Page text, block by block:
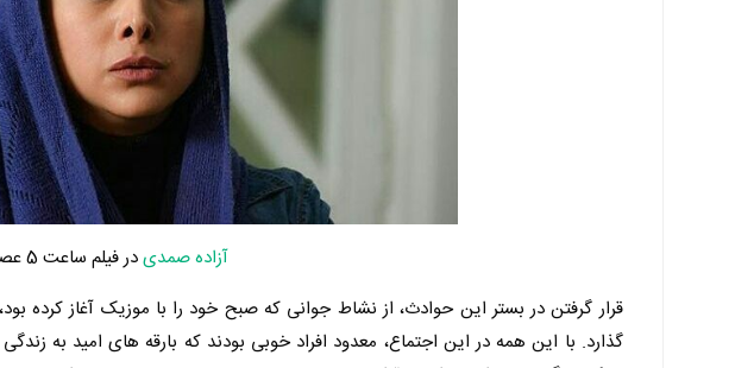
آزاده صمدیدر فیلم ساعت 5 عصر
گذارد. با این همه در این اجتماع، معدود افراد خوبی بودند که بارقه های امید به